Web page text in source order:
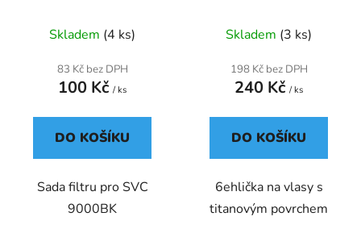
Skladem (4 ks)
83 Kč bez DPH
100 Kč / ks
DO KOŠÍKU
Sada filtru pro SVC
9000BK
Skladem (3 ks)
198 Kč bez DPH
240 Kč / ks
DO KOŠÍKU
6ehlička na vlasy s
titanovým povrchem